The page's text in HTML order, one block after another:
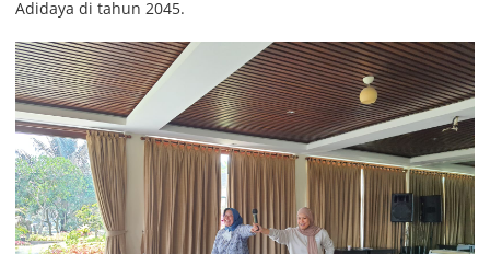
Adidaya di tahun 2045.